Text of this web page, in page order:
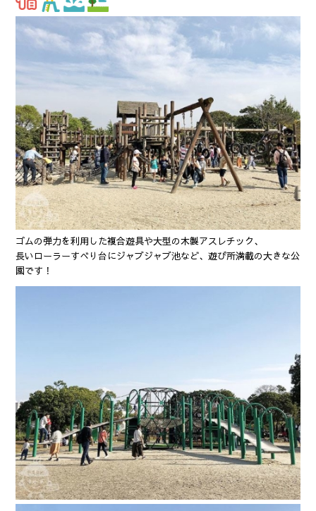
ゴムの弾力を利用した複合遊具や大型の木製アスレチック、
長いローラーすべり台にジャブジャブ池など、遊び所満載の大きな公
園です！